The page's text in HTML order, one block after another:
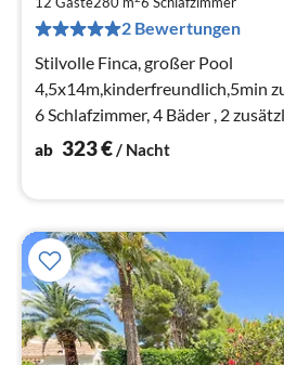
2 Bewertungen
Stilvolle Finca, großer Pool
4,5x14m,kinderfreundlich,5min
6 Schlafzimmer, 4 Bäder , 2
ab 323€/ Nacht